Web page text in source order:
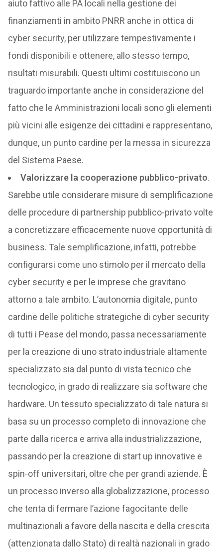
aiuto fattivo alle PA locali nella gestione dei
finanziamenti in ambito PNRR anche in ottica di
cyber security, per utilizzare tempestivamente i
fondi disponibili e ottenere, allo stesso tempo,
risultati misurabili. Questi ultimi costituiscono un
traguardo importante anche in considerazione del
fatto che le Amministrazioni locali sono gli elementi
più vicini alle esigenze dei cittadini e rappresentano,
dunque, un punto cardine per la messa in sicurezza
del Sistema Paese.
Valorizzare la cooperazione pubblico-privato.
Sarebbe utile considerare misure di semplificazione
delle procedure di partnership pubblico-privato volte
a concretizzare efficacemente nuove opportunità di
business. Tale semplificazione, infatti, potrebbe
configurarsi come uno stimolo per il mercato della
cyber security e per le imprese che gravitano
attorno a tale ambito. L’autonomia digitale, punto
cardine delle politiche strategiche di cyber security
di tutti i Pease del mondo, passa necessariamente
per la creazione di uno strato industriale altamente
specializzato sia dal punto di vista tecnico che
tecnologico, in grado di realizzare sia software che
hardware. Un tessuto specializzato di tale natura si
basa su un processo completo di innovazione che
parte dalla ricerca e arriva alla industrializzazione,
passando per la creazione di start up innovative e
spin-off universitari, oltre che per grandi aziende. È
un processo inverso alla globalizzazione, processo
che tenta di fermare l’azione fagocitante delle
multinazionali a favore della nascita e della crescita
(attenzionata dallo Stato) di realtà nazionali in grado